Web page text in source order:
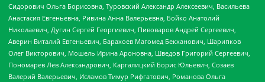
Сидорович Ольга Борисовна, Туровский Александр Алексеевич, Васильева
Анастасия Евгеньевна, Ривина Анна Валерьевна, Бойко Анатолий
Николаевич, Дугин Сергей Георгиевич, Пивоваров Андрей Сергеевич,
Аверин Виталий Евгеньевич, Барахоев Магомед Бекханович, Шарипков
Олег Викторович, Мошель Ирина Ароновна, Шведов Григорий Сергеевич,
Пономарев Лев Александрович, Каргалицкий Борис Юльевич, Созаев
Валерий Валерьевич, Исламов Тимур Рифгатович, Романова Ольга